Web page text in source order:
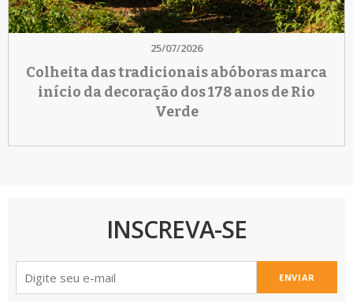
25/07/2026
Colheita das tradicionais abóboras marca
início da decoração dos 178 anos de Rio
Verde
INSCREVA-SE
ENVIAR